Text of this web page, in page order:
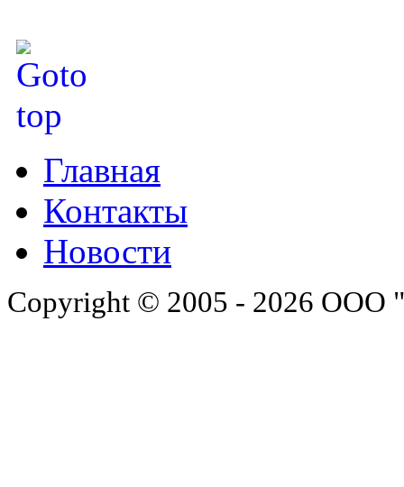
Главная
Контакты
Новости
Copyright © 2005 - 2026 ООО